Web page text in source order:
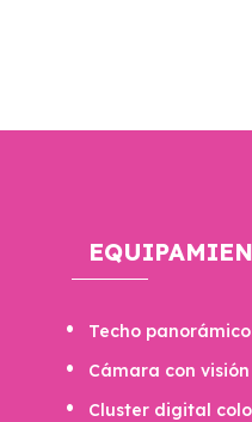
Techo
Cámara con visión
Cluster digital